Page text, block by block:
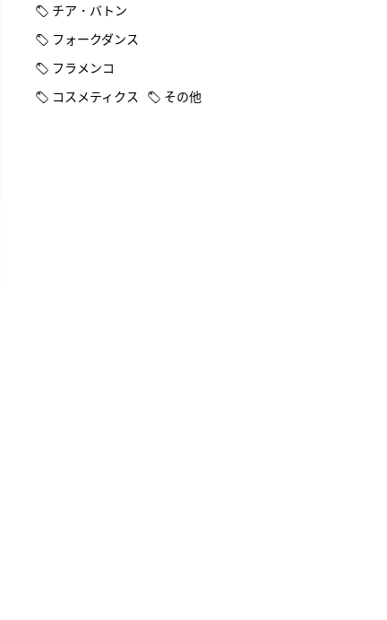
チア・バトン
フォークダンス
フラメンコ
コスメティクス
その他